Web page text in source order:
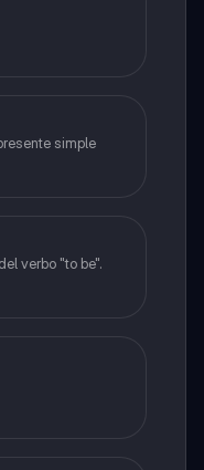
simple
verbo "to be".